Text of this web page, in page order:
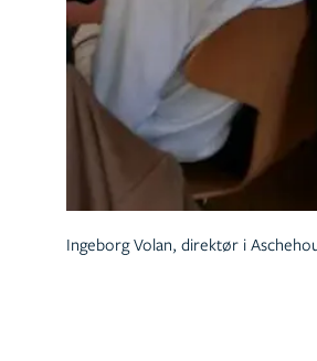
Ingeborg Volan, direktør i